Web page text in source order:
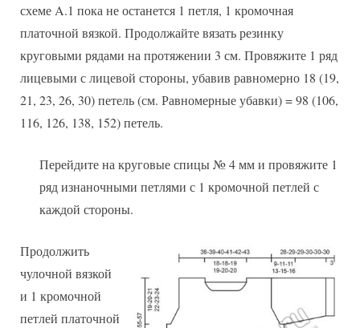
схеме A.1 пока не останется 1 петля, 1 кромочная
платочной вязкой. Продолжайте вязать резинку
круговыми рядами на протяжении 3 см. Провяжите 1 ряд
лицевыми с лицевой стороны, убавив равномерно 18 (19,
21, 23, 26, 30) петель (см. Равномерные убавки) = 98 (106,
116, 126, 138, 152) петель.
Перейдите на круговые спицы № 4 мм и провяжите 1
ряд изнаночными петлями с 1 кромочной петлей с
каждой стороны.
Продолжить
чулочной вязкой
и 1 кромочной
петлей платочной